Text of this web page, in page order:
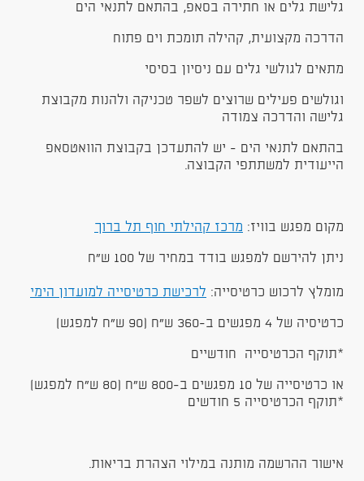
גלישת גלים או חתירה בסאפ, בהתאם לתנאי הים
הדרכה מקצועית, קהילה תומכת וים פתוח
מתאים לגולשי גלים עם ניסיון בסיסי
וגולשים פעילים שרוצים לשפר טכניקה ולהנות מקבוצת
גלישה והדרכה צמודה
בהתאם לתנאי הים - יש להתעדכן בקבוצת הוואטסאפ
הייעודית למשתתפי הקבוצה.
מקום מפגש בוויז: מרכז קהילתי חוף תל ברוך
ניתן להירשם למפגש בודד במחיר של 100 ש"ח
מומלץ לרכוש כרטיסייה: לרכישת כרטיסייה למועדון הימי
כרטיסיה של 4 מפגשים ב-360 ש"ח (90 ש"ח למפגש)
*תוקף הכרטיסייה חודשיים
או כרטיסייה של 10 מפגשים ב-800 ש"ח (80 ש"ח למפגש)
*תוקף הכרטיסייה 5 חודשים
אישור ההרשמה מותנה במילוי הצהרת בריאות.